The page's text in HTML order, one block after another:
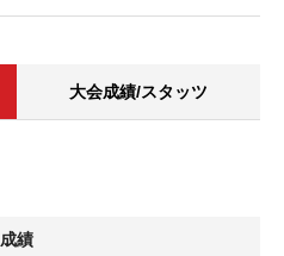
大会成績/スタッツ
成績